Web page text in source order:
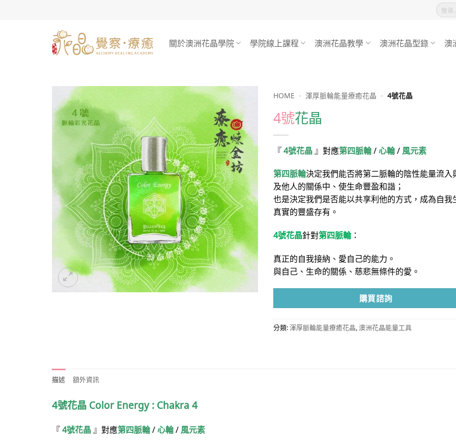
搜
尋
關於澳洲花晶學院 學院線上課程 澳洲花晶教學 澳洲花晶型錄 澳
HOME - 渾厚脈輪能量療癒花晶 - 4號花晶
4號花晶
『4號花晶 』對應第四脈輪/心輪 / 風元素
第四脈輪決定我們能否將第二脈輪的陰性能量流入
及他人的關係中、使生命豐盈和諧；
也是決定我們是否能以共享利他的方式，成為自我
真實的豐盛存有。
4號花晶針對第四脈輪：
真正的自我接納、愛自己的能力。
與自己、生命的關係、慈悲無條件的愛。
購買諮詢
分類:渾厚脈輪能量療癒花晶 澳洲花晶能量工具
描述 額外資訊
4號花晶 Color Energy : Chakra 4
『4號花晶 』對應第四脈輪/心輪/ 風元素